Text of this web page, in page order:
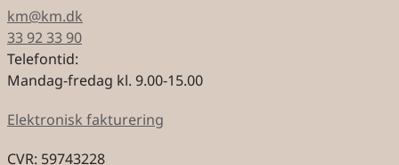
km@km.dk
33 92 33 90
Telefontid:
Mandag-fredag kl. 9.00-15.00
Elektronisk fakturering
CVR: 59743228